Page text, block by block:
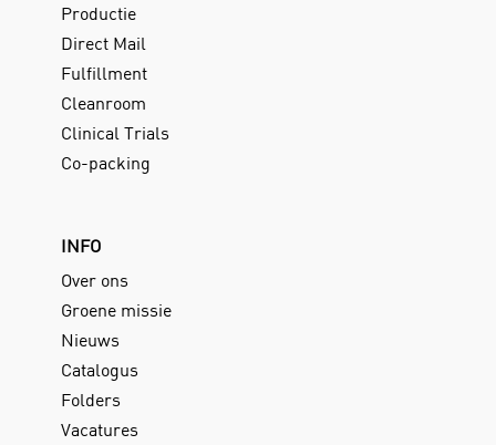
Productie
Direct Mail
Fulfillment
Cleanroom
Clinical Trials
Co-packing
INFO
Over ons
Groene missie
Nieuws
Catalogus
Folders
Vacatures